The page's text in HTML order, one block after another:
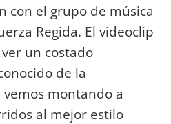
con el grupo de música
Regida. El videoclip
un costado
de la
vemos montando a
al mejor estilo